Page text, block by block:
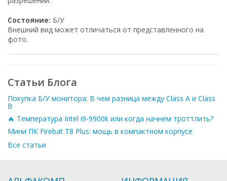
Состояние: Б/У
Внешний вид может отличаться от представленного на
фото.
Статьи Блога
Покупка Б/У монитора: В чем разница между Class A и Class
B
🔥 Температура Intel i9-9900k или когда начнем троттлить?
Мини ПК Firebat T8 Plus: мощь в компактном корпусе
Все статьи